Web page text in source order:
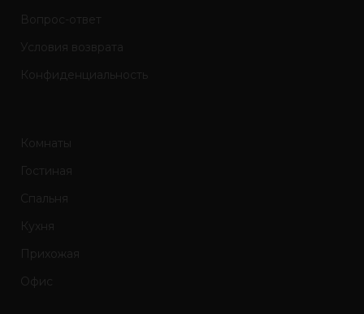
Вопрос-ответ
Условия возврата
Конфиденциальность
Комнаты
Гостиная
Спальня
Кухня
Прихожая
Офис